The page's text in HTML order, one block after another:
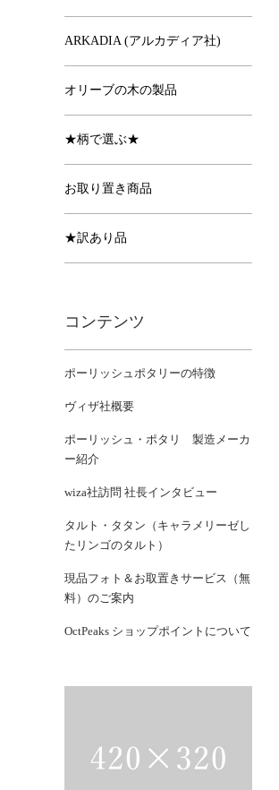
ARKADIA (アルカディア社)
オリーブの木の製品
★柄で選ぶ★
お取り置き商品
★訳あり品
コンテンツ
ポーリッシュポタリーの特徴
ヴィザ社概要
ポーリッシュ・ポタリ 製造メーカ
ー紹介
wiza社訪問 社長インタビュー
タルト・タタン（キャラメリーゼし
たリンゴのタルト）
現品フォト＆お取置きサービス（無
料）のご案内
OctPeaks ショップポイントについて